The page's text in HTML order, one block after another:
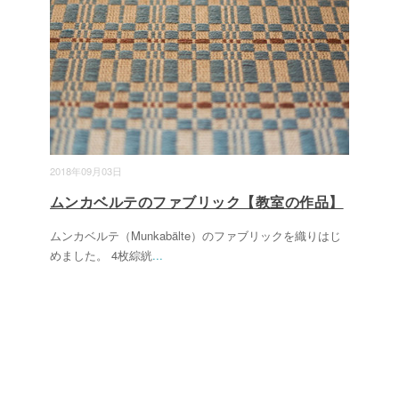
2018年09月03日
ムンカベルテのファブリック【教室の作品】
ムンカベルテ（Munkabälte）のファブリックを織りはじ
めました。 4枚綜絖...